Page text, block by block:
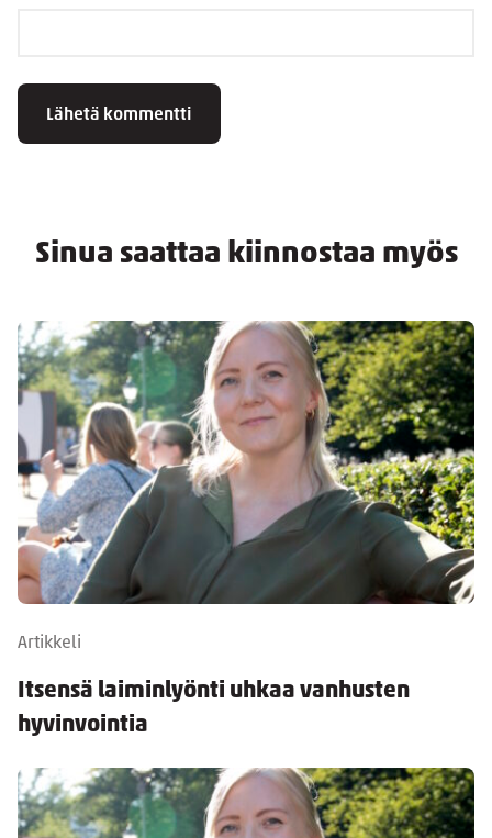
Sinua saattaa kiinnostaa myös
Artikkeli
Itsensä laiminlyönti uhkaa vanhusten
hyvinvointia